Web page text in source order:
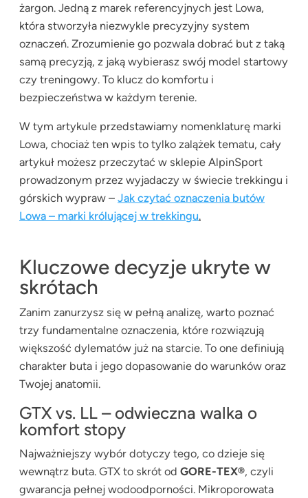
żargon. Jedną z marek referencyjnych jest Lowa,
która stworzyła niezwykle precyzyjny system
oznaczeń. Zrozumienie go pozwala dobrać but z taką
samą precyzją, z jaką wybierasz swój model startowy
czy treningowy. To klucz do komfortu i
bezpieczeństwa w każdym terenie.
W tym artykule przedstawiamy nomenklaturę marki
Lowa, chociaż ten wpis to tylko zalążek tematu, cały
artykuł możesz przeczytać w sklepie AlpinSport
prowadzonym przez wyjadaczy w świecie trekkingu i
górskich wypraw – Jak czytać oznaczenia butów
Lowa – marki królującej w trekkingu.
Kluczowe decyzje ukryte w
skrótach
Zanim zanurzysz się w pełną analizę, warto poznać
trzy fundamentalne oznaczenia, które rozwiązują
większość dylematów już na starcie. To one definiują
charakter buta i jego dopasowanie do warunków oraz
Twojej anatomii.
GTX vs. LL – odwieczna walka o
komfort stopy
Najważniejszy wybór dotyczy tego, co dzieje się
wewnątrz buta. GTX to skrót od GORE-TEX®, czyli
gwarancja pełnej wodoodporności. Mikroporowata